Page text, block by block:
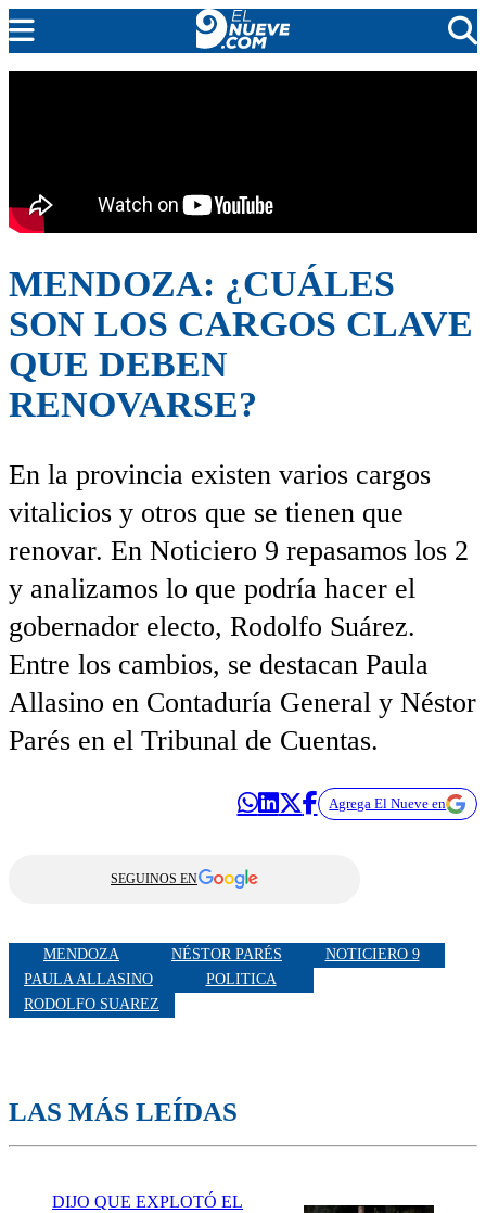
POLICIALES
EN VIVO
MENDOZA: ¿CUÁLES
SON LOS CARGOS CLAVE
QUE DEBEN
RENOVARSE?
En la provincia existen varios cargos
vitalicios y otros que se tienen que
renovar. En Noticiero 9 repasamos los 2
y analizamos lo que podría hacer el
gobernador electo, Rodolfo Suárez.
Entre los cambios, se destacan Paula
Allasino en Contaduría General y Néstor
Parés en el Tribunal de Cuentas.
Agrega El Nueve en
SEGUINOS EN
MENDOZA NÉSTOR PARÉS
NOTICIERO 9
PAULA ALLASINO
POLITICA
RODOLFO SUAREZ
LAS MÁS LEÍDAS
DIJO QUE EXPLOTÓ EL